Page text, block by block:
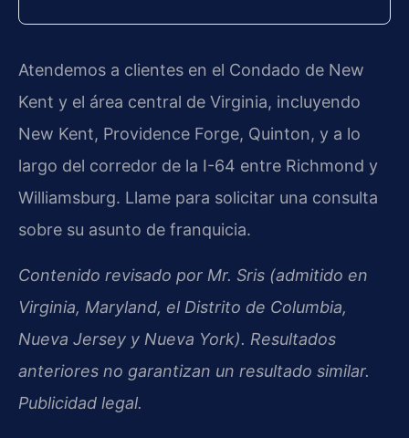
Atendemos a clientes en el Condado de New
Kent y el área central de Virginia, incluyendo
New Kent, Providence Forge, Quinton, y a lo
largo del corredor de la I-64 entre Richmond y
Williamsburg. Llame para solicitar una consulta
sobre su asunto de franquicia.
Contenido revisado por Mr. Sris (admitido en
Virginia, Maryland, el Distrito de Columbia,
Nueva Jersey y Nueva York). Resultados
anteriores no garantizan un resultado similar.
Publicidad legal.